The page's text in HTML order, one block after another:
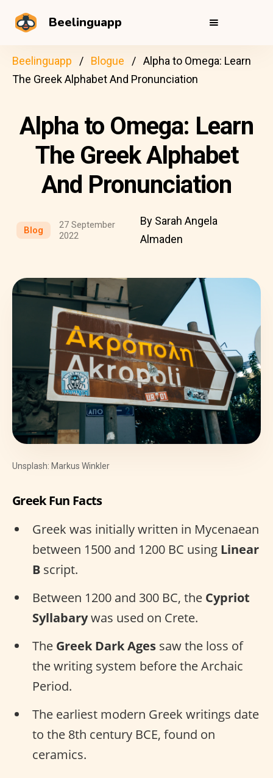
Beelinguapp
Beelinguapp Blogue
Alpha to Omega: Learn
The Greek Alphabet And Pronunciation
Alpha to Omega: Learn
The Greek Alphabet
And Pronunciation
Blog
27 September
2022
By Sarah Angela
Almaden
Unsplash: Markus Winkler
Greek Fun Facts
Greek was initially written in Mycenaean
between 1500 and 1200 BC using Linear
B script.
Between 1200 and 300 BC, the Cypriot
Syllabarywas used on Crete.
The Greek Dark Ages saw the loss of
the writing system before the Archaic
Period.
The earliest modern Greek writings date
to the 8th century BCE, found on
ceramics.